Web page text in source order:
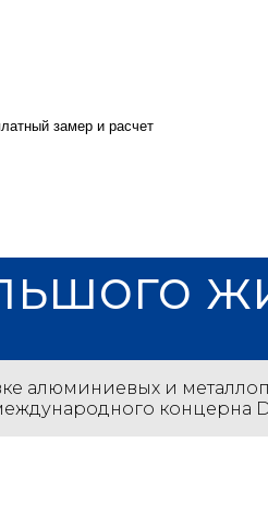
замер и расчет
алюминиевых и
концерна